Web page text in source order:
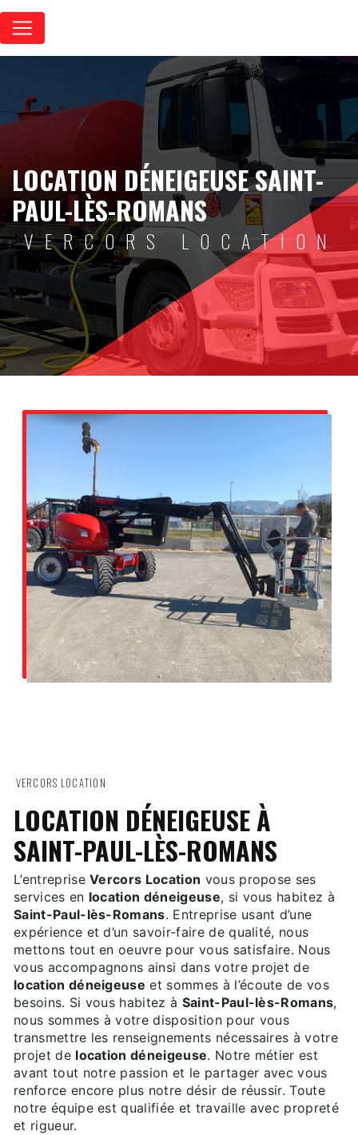
LOCATION DÉNEIGEUSE SAINT-
PAUL-LÈS-ROMANS
VERCORS LOCATION
VERCORS LOCATION
LOCATION DÉNEIGEUSE À
SAINT-PAUL-LÈS-ROMANS
L’entrepriseVercors Location vous propose ses
services en location déneigeuse, si vous habitez à
Saint-Paul-lès-Romans. Entreprise usant d’une
expérience et d’un savoir-faire de qualité, nous
mettons tout en oeuvre pour vous satisfaire. Nous
vous accompagnons ainsi dans votre projet de
location déneigeuse et sommes à l’écoute de vos
besoins. Si vous habitez à Saint-Paul-lès-Romans,
nous sommes à votre disposition pour vous
transmettre les renseignements nécessaires à votre
projet de location déneigeuse. Notre métier est
avant tout notre passion et le partager avec vous
renforce encore plus notre désir de réussir. Toute
notre équipe est qualifiée et travaille avec propreté
et rigueur.
Panneau de gestion des cookies